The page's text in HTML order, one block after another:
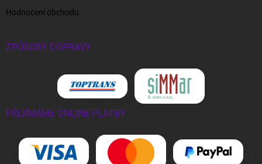
Hodnocení obchodu
ZPŮSOBY DOPRAVY
PŘIJÍMÁME ONLINE PLATBY